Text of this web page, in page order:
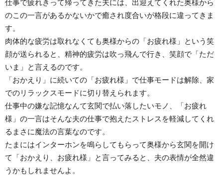
仕事で疲れきって帰ってきた夫には、出迎えてくれた奥様から
のこの一言があるかないかで癒され度合いが格段に違ってきま
す。
肉体的な疲労は取れなくても奥様からの「お疲れ様」という笑
顔が送られると、精神的疲労は吹っ飛んで行き、笑顔で「ただ
いま」と言えるのです。
「おかえり」に続いての「お疲れ様」で仕事モードは解除、家
でのリラックスモードに切り替えられます。
仕事中の嫌な記憶なんて玄関で払い落したいモノ、「お疲れ
様」の一言はそんな夫の仕事で抱えたストレスを軽減してくれ
るまさに魔法の言葉なのです。
たまにはインターホンを鳴らしてもらって奥様から玄関を開け
て「おかえり、お疲れ様」と言ってみると、夫の表情が全然違
うかもしれませんよ。